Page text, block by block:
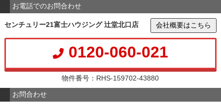
お電話でのお問合わせ
センチュリー21富士ハウジング 辻堂北口店 会社概要はこちら
0120-060-021
物件番号：RHS-159702-43880
お問合わせ